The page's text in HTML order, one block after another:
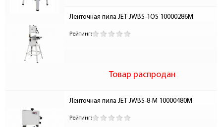
Ленточная пила JET JWBS-1OS 10000286M
Рейтинг:
Товар распродан
Ленточная пила JET JWBS-8-M 10000480M
Рейтинг: